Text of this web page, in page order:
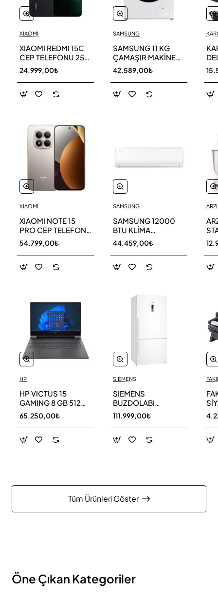
XIAOMI
XIAOMI REDMI 15C
CEP TELEFONU 256
GB
24.999,00₺
XIAOMI
XIAOMI NOTE 15
PRO CEP TELEFONU
256 GB
54.799,00₺
HP
HP VICTUS 15
GAMING 8 GB 512
GB SSD LAPTOP
FA0011NT 80D33EA
65.250,00₺
SAMSUNG
SAMSUNG 11 KG
ÇAMAŞIR MAKİNESİ
WW11DG5B25AEAH
42.589,00₺
SAMSUNG
SAMSUNG 12000
BTU KLİMA
AR40F12C0AM SK
44.459,00₺
SIEMENS
SIEMENS
BUZDOLABI
KG86NCWE0N
111.999,00₺
Tüm Ürünleri Göster
Öne Çıkan Kategoriler